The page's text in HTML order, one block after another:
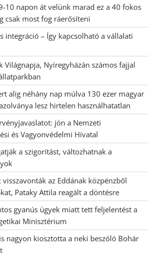
10 napon át velünk marad ez a 40 fokos
csak most fog ráerősíteni
integráció – Így kapcsolható a vállalati
Világnapja, Nyíregyházán számos fajjal
alig néhány nap múlva 130 ezer magyar
lesz hirtelen használhatatlan
jön a Nemzeti
és Vagyonvédelmi Hivatal
a szigorítást, változhatnak a
az Eddának közpénzből
Pataky Attila reagált a döntésre
gyanús ügyek miatt tett feljelentést a
Minisztérium
nagyon kiosztotta a neki beszóló Bohár